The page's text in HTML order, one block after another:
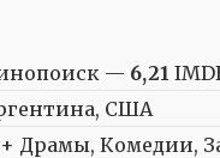
— 6,21
США
Драмы, Комедии,